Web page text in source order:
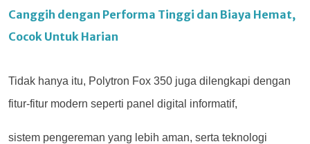
Canggih dengan Performa Tinggi dan Biaya Hemat,
Cocok Untuk Harian
Tidak hanya itu, Polytron Fox 350 juga dilengkapi dengan
fitur-fitur modern seperti panel digital informatif,
sistem pengereman yang lebih aman, serta teknologi